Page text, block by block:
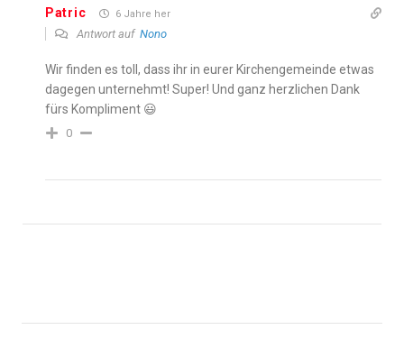
Patric 6 Jahre her
Antwort auf Nono
Wir finden es toll, dass ihr in eurer Kirchengemeinde etwas
dagegen unternehmt! Super! Und ganz herzlichen Dank
fürs Kompliment 😃
0